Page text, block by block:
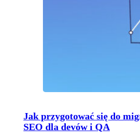
Jak przygotować się do
SEO dla devów i QA